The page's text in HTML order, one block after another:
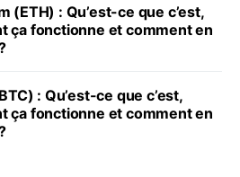
(ETH) : Qu’est-ce que c’est,
ça fonctionne et comment en
: Qu’est-ce que c’est,
ça fonctionne et comment en